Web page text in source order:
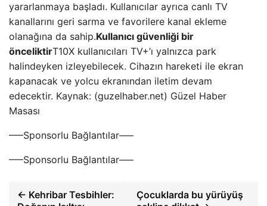
yararlanmaya başladı. Kullanıcılar ayrıca canlı TV
kanallarını geri sarma ve favorilere kanal ekleme
olanağına da sahip.Kullanıcı güvenliği bir
önceliktirT10X kullanıcıları TV+’ı yalnızca park
halindeyken izleyebilecek. Cihazın hareketi ile ekran
kapanacak ve yolcu ekranından iletim devam
edecektir. Kaynak: (guzelhaber.net) Güzel Haber
Masası
—–Sponsorlu Bağlantılar—–
—–Sponsorlu Bağlantılar—–
← Kehribar Tesbihler:
Çocuklarda bu yürüyüş